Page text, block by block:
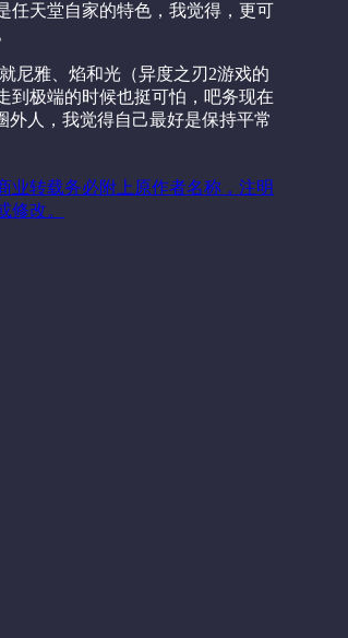
任天堂自家的特色，我觉得，更可
尼雅、焰和光（异度之刃2游戏的
到极端的时候也挺可怕，吧务现在
外人，我觉得自己最好是保持平常
业转载务必附上原作者名称，注明
改。